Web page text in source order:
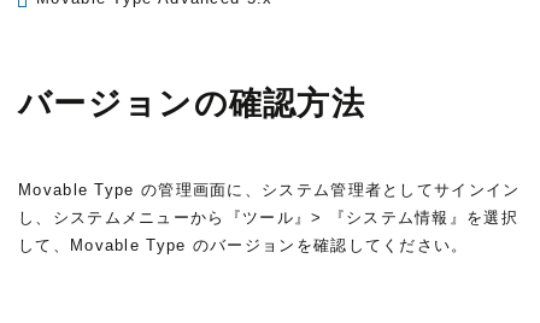
バージョンの確認方法
Movable Type の管理画面に、システム管理者としてサインイン
し、システムメニューから『ツール』> 『システム情報』を選択
して、Movable Type のバージョンを確認してください。